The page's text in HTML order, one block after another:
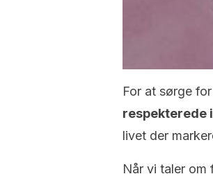
For at sørge
respekterede
livet der
Når vi taler